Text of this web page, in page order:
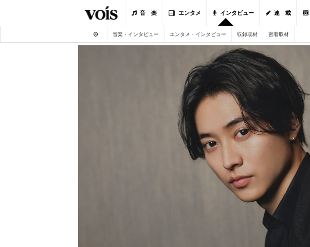
音 楽 エンタメ インタビュー 連 載
音楽・インタビュー エンタメ・インタビュー 収録取材 密着取材